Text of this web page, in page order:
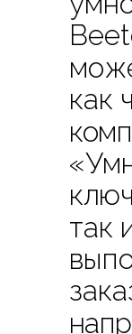
как
так
Чтобы
дизайн-решение,
имеющимся